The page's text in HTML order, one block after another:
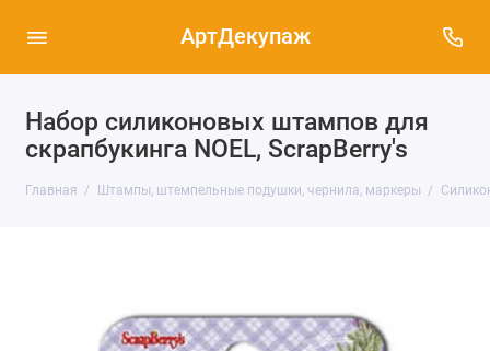
АртДекупаж
Набор силиконовых штампов для
скрапбукинга NOEL, ScrapBerry's
Главная Штампы, штемпельные подушки, чернила, маркеры